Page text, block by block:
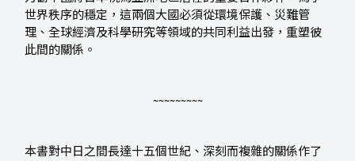
世界秩序的穩定，這兩個大國必須從環境保護、災難管
理、全球經濟及科學研究等領域的共同利益出發，重塑彼
此間的關係。
~~~~~~~~~
本書對中日之間長達十五個世紀、深刻而複雜的關係作了